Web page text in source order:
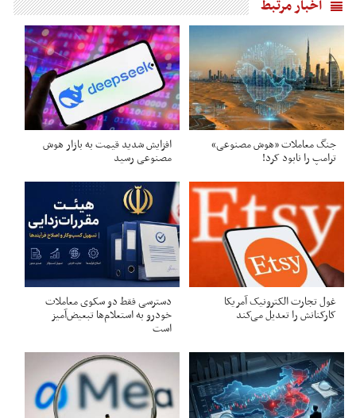
اخبار مرتبط
جنگ معاملات «هوش مصنوعی»
ترامپ را نابود کرد!
افزایش شدید قیمت به بازار هوش
مصنوعی رسید
غول تجارت الکترونیک آمریکا
کارکنانش را تعدیل می‌کند
دسترسی فقط دو سکوی معاملات
خودرو به استعلام‌ها تبعیض‌آمیز
است